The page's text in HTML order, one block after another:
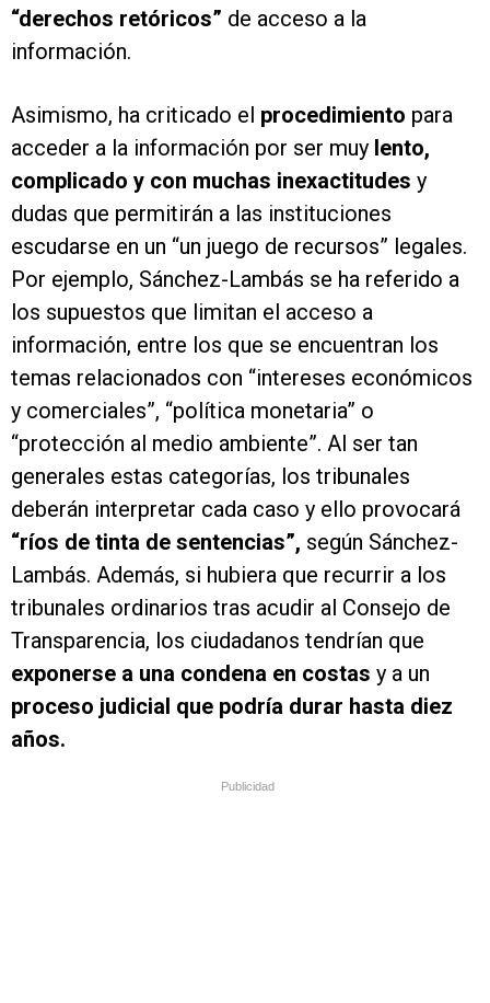
“derechos retóricos” de acceso a la
información.
Asimismo, ha criticado el procedimiento para
acceder a la información por ser muy lento,
complicado y con muchas inexactitudes y
dudas que permitirán a las instituciones
escudarse en un “un juego de recursos” legales.
Por ejemplo, Sánchez-Lambás se ha referido a
los supuestos que limitan el acceso a
información, entre los que se encuentran los
temas relacionados con “intereses económicos
y comerciales”, “política monetaria” o
“protección al medio ambiente”. Al ser tan
generales estas categorías, los tribunales
deberán interpretar cada caso y ello provocará
“ríos de tinta de sentencias”, según Sánchez-
Lambás. Además, si hubiera que recurrir a los
tribunales ordinarios tras acudir al Consejo de
Transparencia, los ciudadanos tendrían que
exponerse a una condena en costas y a un
proceso judicial que podría durar hasta diez
años.
Publicidad